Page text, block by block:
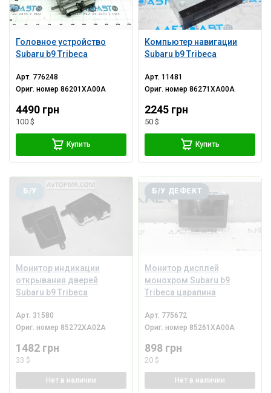
Головное устройство
Subaru b9 Tribeca
Арт. 776248
Ориг. номер86201XA00A
4490 грн
100 $
Купить
Компьютер навигации
Subaru b9 Tribeca
Арт.11481
Ориг. номер86271XA00A
2245 грн
50 $
Купить
Монитор индикации
открывания дверей
Subaru b9 Tribeca
Б/У
Арт. 31580
Ориг. номер 85272XA02A
1482 грн
33 $
Нет в наличии
Монитор дисплей
монохром Subaru b9
Tribeca царапина
Б/У ДЕФЕКТ
Арт. 775672
Ориг. номер 85261XA00A
898 грн
20 $
Нет в наличии